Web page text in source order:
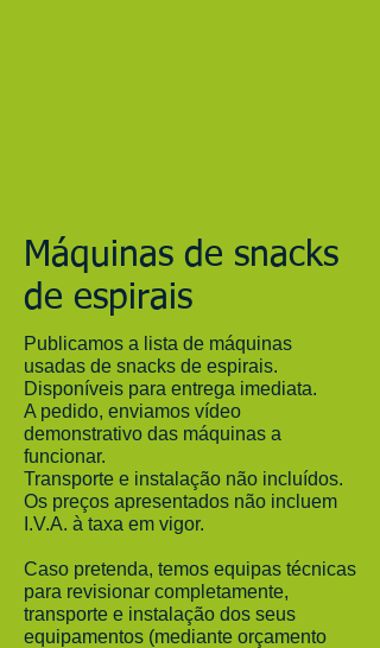
Máquinas de snacks
de espirais
Publicamos a lista de máquinas
usadas de snacks de espirais.
Disponíveis para entrega imediata.
A pedido, enviamos vídeo
demonstrativo das máquinas a
funcionar.
Transporte e instalação não incluídos.
Os preços apresentados não incluem
I.V.A. à taxa em vigor.
Caso pretenda, temos equipas técnicas
para revisionar completamente,
transporte e instalação dos seus
equipamentos (mediante orçamento